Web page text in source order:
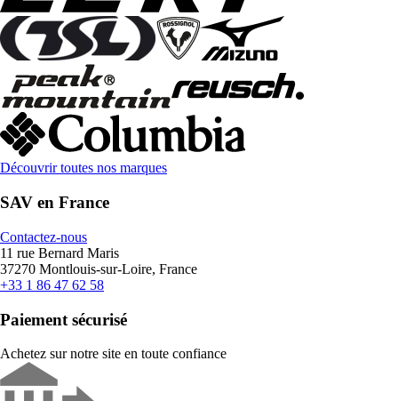
Découvrir toutes nos marques
SAV en France
Contactez-nous
11 rue Bernard Maris
37270 Montlouis-sur-Loire, France
+33 1 86 47 62 58
Paiement sécurisé
Achetez sur notre site en toute confiance